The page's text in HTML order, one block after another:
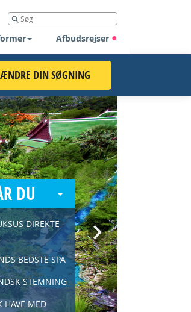
Afbudsrejser
ÆNDRE DIN SØGNING
DU
DIREKTE
BEDSTE SPA
STEMNING
HAVE MED
Next